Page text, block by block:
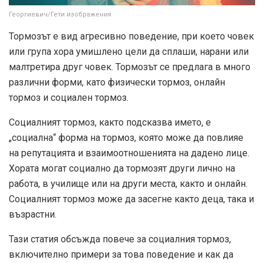
Георгиевич/Гети изображения
Тормозът е вид агресивно поведение, при което човек
или група хора умишлено цели да сплаши, нарани или
малтретира друг човек. Тормозът се предлага в много
различни форми, като физически тормоз, онлайн
тормоз и социален тормоз.
Социалният тормоз, както подсказва името, е
„социална“ форма на тормоз, която може да повлияе
на репутацията и взаимоотношенията на дадено лице.
Хората могат социално да тормозят други лично на
работа, в училище или на други места, както и онлайн.
Социалният тормоз може да засегне както деца, така и
възрастни.
Тази статия обсъжда повече за социалния тормоз,
включително примери за това поведение и как да